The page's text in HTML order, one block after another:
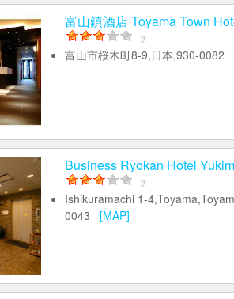
富山鎮酒店 Toyama Town
#
富山市桜木町8-9,日本,930-0082
Business Ryokan Hotel
#
Ishikuramachi 1-
0043 [MAP]